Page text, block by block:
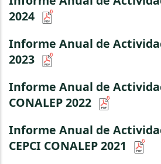
2024
Informe Anual de
2023
Informe Anual de
CONALEP 2022
Informe Anual de
CEPCI CONALEP 2021